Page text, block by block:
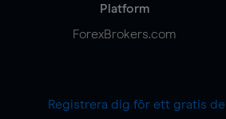
Platform
ForexBrokers.com
Registrera dig för ett gratis